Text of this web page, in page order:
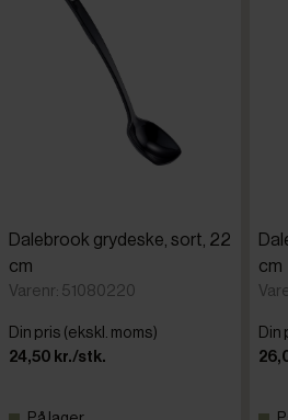
Dalebrook grydeske, sort, 22
cm
Varenr: 51080220
Din pris (ekskl. moms)
24,50 kr./stk.
cm